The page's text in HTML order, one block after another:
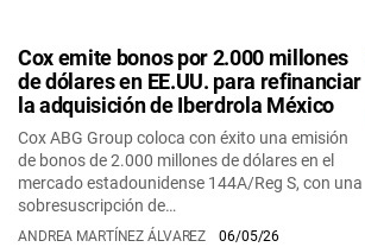
Cox emite bonos por 2.000 millones
de dólares en EE.UU. para refinanciar
la adquisición de Iberdrola México
Cox ABG Group coloca con éxito una emisión
de bonos de 2.000 millones de dólares en el
mercado estadounidense 144A/Reg S, con una
sobresuscripción de…
ANDREA MARTÍNEZ ÁLVAREZ 06/05/26